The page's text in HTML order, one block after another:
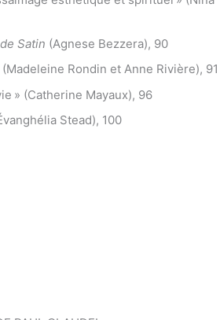
Satin (Agnese Bezzera), 90
Rondin et Anne Rivière), 91
» (Catherine Mayaux), 96
Stead), 100